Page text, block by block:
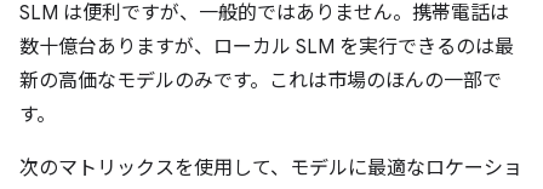
SLM は便利ですが、一般的ではありません。携帯電話は
数十億台ありますが、ローカル SLM を実行できるのは最
新の高価なモデルのみです。これは市場のほんの一部で
す。
次のマトリックスを使用して、モデルに最適なロケーショ